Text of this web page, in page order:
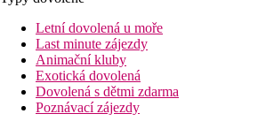
Letní dovolená u moře
Last minute zájezdy
Animační kluby
Exotická dovolená
Dovolená s dětmi zdarma
Poznávací zájezdy